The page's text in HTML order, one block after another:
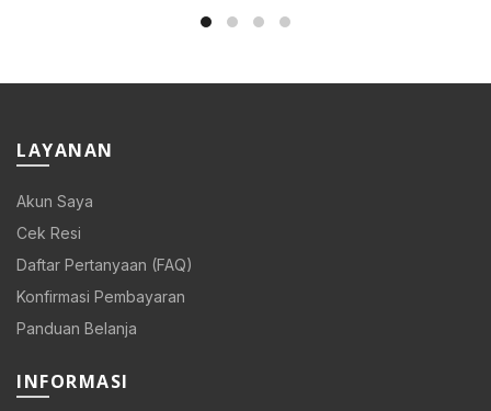
LAYANAN
Akun Saya
Cek Resi
Daftar Pertanyaan (FAQ)
Konfirmasi Pembayaran
Panduan Belanja
INFORMASI